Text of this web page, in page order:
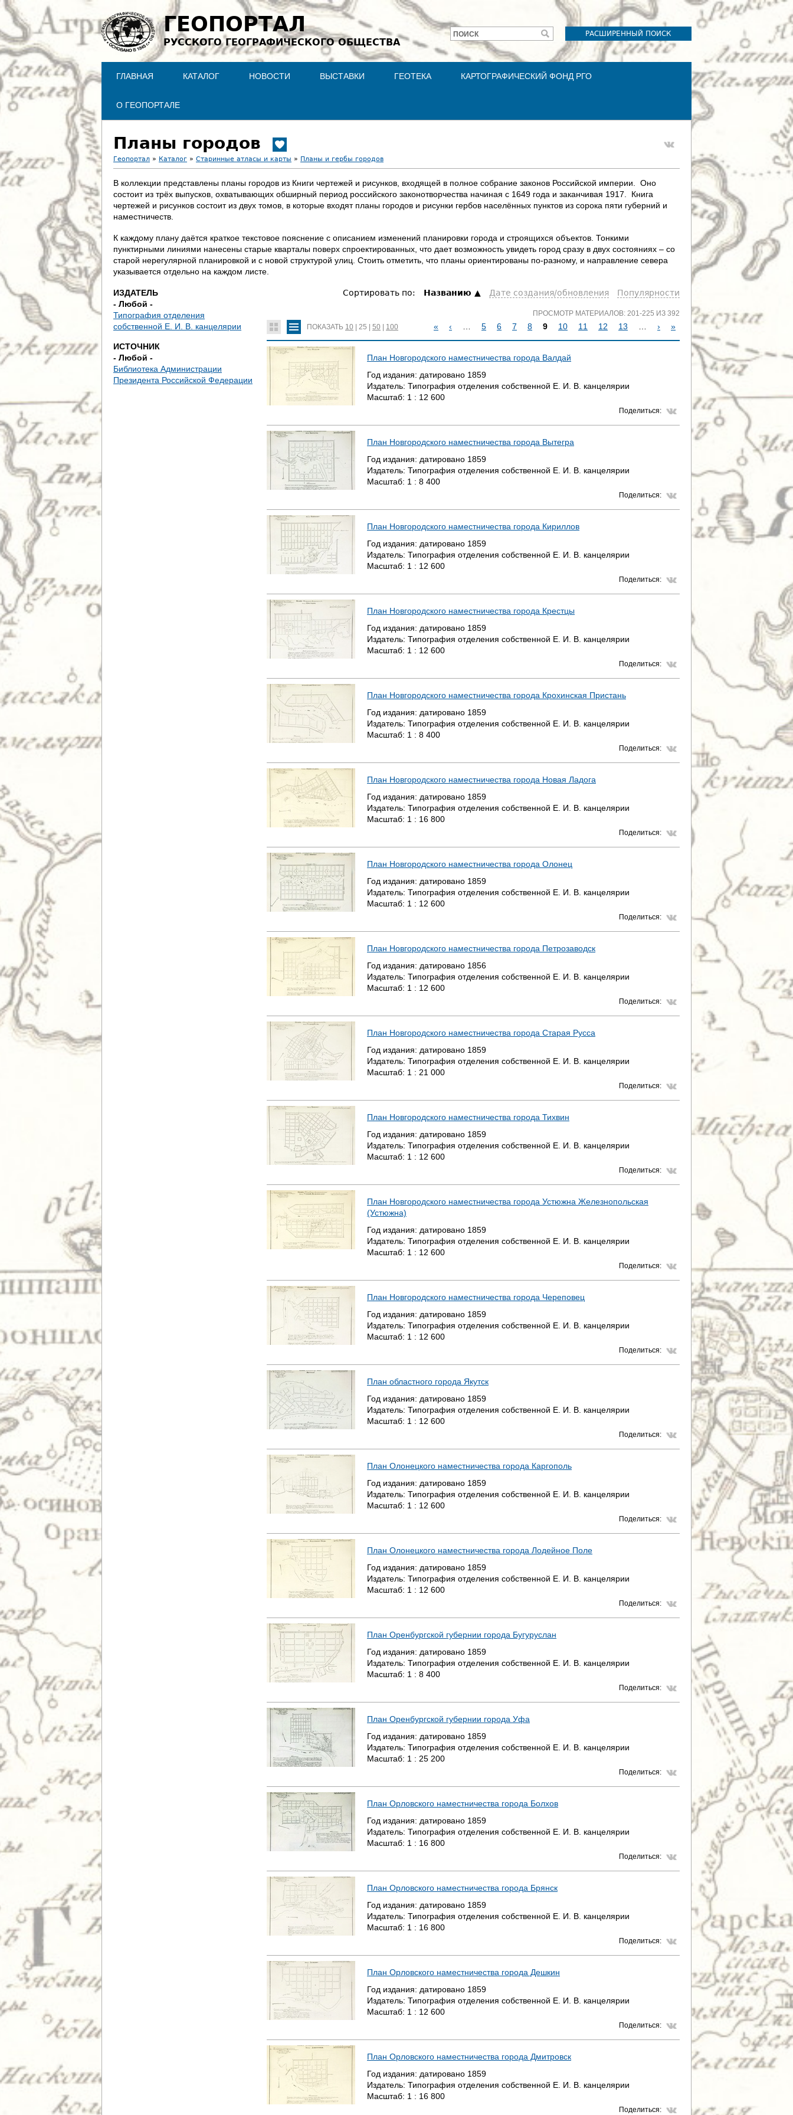
Jump to navigation
ГЕОПОРТАЛ
РУССКОГО ГЕОГРАФИЧЕСКОГО ОБЩЕСТВА
РАСШИРЕННЫЙ ПОИСК
Форма
поиска
ПОИСК
ГЛАВНАЯ КАТАЛОГ НОВОСТИ ВЫСТАВКИ ГЕОТЕКА КАРТОГРАФИЧЕСКИЙ ФОНД РГО
О ГЕОПОРТАЛЕ
Планы городов
В
ы
д
е
с
ь
Геопортал » Каталог » Старинные атласы и карты » Планы и гербы городов
В коллекции представлены планы городов из Книги чертежей и рисунков, входящей в полное собрание законов Российской империи. Оно
состоит из трёх выпусков, охватывающих обширный период российского законотворчества начиная с 1649 года и заканчивая 1917. Книга
чертежей и рисунков состоит из двух томов, в которые входят планы городов и рисунки гербов населённых пунктов из сорока пяти губерний и
наместничеств.
К каждому плану даётся краткое текстовое пояснение с описанием изменений планировки города и строящихся объектов. Тонкими
пунктирными линиями нанесены старые кварталы поверх спроектированных, что дает возможность увидеть город сразу в двух состояниях – со
старой нерегулярной планировкой и с новой структурой улиц. Стоить отметить, что планы ориентированы по-разному, и направление севера
указывается отдельно на каждом листе.
ИЗДАТЕЛЬ
- Любой -
Типография отделения
собственной Е. И. В. канцелярии
ИСТОЧНИК
- Любой -
Библиотека Администрации
Президента Российской Федерации
Сортировать по: Hазванию Дате создания/обновления Популярности
ПОКАЗАТЬ 10 | 25 | 50 | 100
ПРОСМОТР МАТЕРИАЛОВ: 201-225 ИЗ 392
С
Р
И
Ц
« ‹ 5 6 7 8 9 10 11 12 13 › »
План Новгородского наместничества города Валдай
Год издания: датировано 1859
Издатель: Типография отделения собственной Е. И. В. канцелярии
Масштаб: 1 : 12 600
Поделиться:
План Новгородского наместничества города Вытегра
Год издания: датировано 1859
Издатель: Типография отделения собственной Е. И. В. канцелярии
Масштаб: 1 : 8 400
Поделиться:
План Новгородского наместничества города Кириллов
Год издания: датировано 1859
Издатель: Типография отделения собственной Е. И. В. канцелярии
Масштаб: 1 : 12 600
Поделиться:
План Новгородского наместничества города Крестцы
Год издания: датировано 1859
Издатель: Типография отделения собственной Е. И. В. канцелярии
Масштаб: 1 : 12 600
Поделиться:
План Новгородского наместничества города Крохинская Пристань
Год издания: датировано 1859
Издатель: Типография отделения собственной Е. И. В. канцелярии
Масштаб: 1 : 8 400
Поделиться:
План Новгородского наместничества города Новая Ладога
Год издания: датировано 1859
Издатель: Типография отделения собственной Е. И. В. канцелярии
Масштаб: 1 : 16 800
Поделиться:
План Новгородского наместничества города Олонец
Год издания: датировано 1859
Издатель: Типография отделения собственной Е. И. В. канцелярии
Масштаб: 1 : 12 600
Поделиться:
План Новгородского наместничества города Петрозаводск
Год издания: датировано 1856
Издатель: Типография отделения собственной Е. И. В. канцелярии
Масштаб: 1 : 12 600
Поделиться:
План Новгородского наместничества города Старая Русса
Год издания: датировано 1859
Издатель: Типография отделения собственной Е. И. В. канцелярии
Масштаб: 1 : 21 000
Поделиться:
План Новгородского наместничества города Тихвин
Год издания: датировано 1859
Издатель: Типография отделения собственной Е. И. В. канцелярии
Масштаб: 1 : 12 600
Поделиться:
План Новгородского наместничества города Устюжна Железнопольская
(Устюжна)
Год издания: датировано 1859
Издатель: Типография отделения собственной Е. И. В. канцелярии
Масштаб: 1 : 12 600
Поделиться:
План Новгородского наместничества города Череповец
Год издания: датировано 1859
Издатель: Типография отделения собственной Е. И. В. канцелярии
Масштаб: 1 : 12 600
Поделиться:
План областного города Якутск
Год издания: датировано 1859
Издатель: Типография отделения собственной Е. И. В. канцелярии
Масштаб: 1 : 12 600
Поделиться:
План Олонецкого наместничества города Каргополь
Год издания: датировано 1859
Издатель: Типография отделения собственной Е. И. В. канцелярии
Масштаб: 1 : 12 600
Поделиться:
План Олонецкого наместничества города Лодейное Поле
Год издания: датировано 1859
Издатель: Типография отделения собственной Е. И. В. канцелярии
Масштаб: 1 : 12 600
Поделиться:
План Оренбургской губернии города Бугуруслан
Год издания: датировано 1859
Издатель: Типография отделения собственной Е. И. В. канцелярии
Масштаб: 1 : 8 400
Поделиться:
План Оренбургской губернии города Уфа
Год издания: датировано 1859
Издатель: Типография отделения собственной Е. И. В. канцелярии
Масштаб: 1 : 25 200
Поделиться:
План Орловского наместничества города Болхов
Год издания: датировано 1859
Издатель: Типография отделения собственной Е. И. В. канцелярии
Масштаб: 1 : 16 800
Поделиться:
План Орловского наместничества города Брянск
Год издания: датировано 1859
Издатель: Типография отделения собственной Е. И. В. канцелярии
Масштаб: 1 : 16 800
Поделиться:
План Орловского наместничества города Дешкин
Год издания: датировано 1859
Издатель: Типография отделения собственной Е. И. В. канцелярии
Масштаб: 1 : 12 600
Поделиться:
План Орловского наместничества города Дмитровск
Год издания: датировано 1859
Издатель: Типография отделения собственной Е. И. В. канцелярии
Масштаб: 1 : 16 800
Поделиться: